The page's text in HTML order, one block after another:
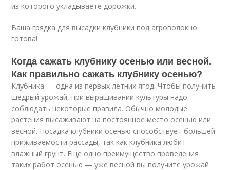
из которого укладываете дорожки.
Ваша грядка для высадки клубники под агроволокно
готова!
Когда сажать клубнику осенью или весной.
Как правильно сажать клубнику осенью?
Клубника — одна из первых летних ягод. Чтобы получить
щедрый урожай, при выращивании культуры надо
соблюдать некоторые правила. Обычно молодые
растения высаживают на постоянное место осенью или
весной. Посадка клубники осенью способствует большей
приживаемости рассады, так как клубника любит
влажный грунт. Еще одно преимущество проведения
таких работ осенью — уже весной вы получите урожай